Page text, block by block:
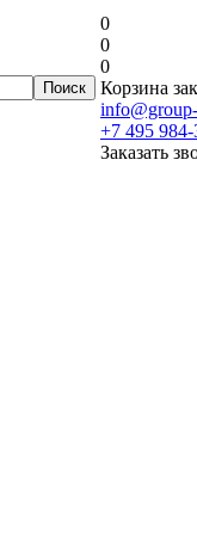
0
0
0
Корзина
+7 495
Заказать